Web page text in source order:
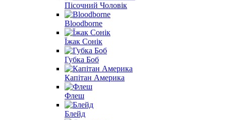
Пісочний Чоловік
Bloodborne
Їжак Сонік
Губка Боб
Капітан Америка
Флеш
Блейд